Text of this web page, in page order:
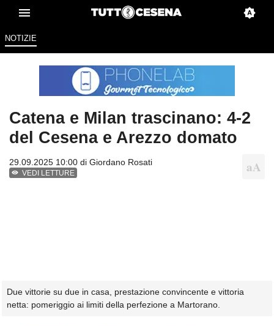
NOTIZIE
Catena e Milan trascinano: 4-2
del Cesena e Arezzo domato
29.09.2025 10:00 di Giordano Rosati
VEDI LETTURE
Due vittorie su due in casa, prestazione convincente e vittoria
netta: pomeriggio ai limiti della perfezione a Martorano.